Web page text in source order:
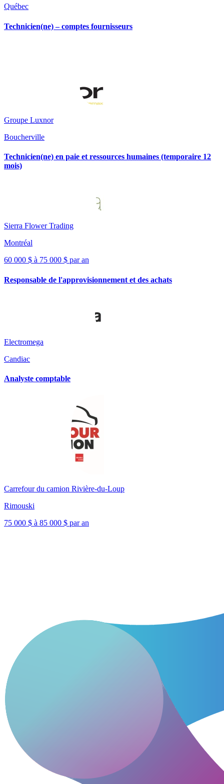
Québec
Technicien(ne) – comptes fournisseurs
Groupe Luxnor
Boucherville
Technicien(ne) en paie et ressources humaines (temporaire 12
mois)
Sierra Flower Trading
Montréal
60 000 $ à 75 000 $ par an
Responsable de l'approvisionnement et des achats
Electromega
Candiac
Analyste comptable
Carrefour du camion Rivière-du-Loup
Rimouski
75 000 $ à 85 000 $ par an